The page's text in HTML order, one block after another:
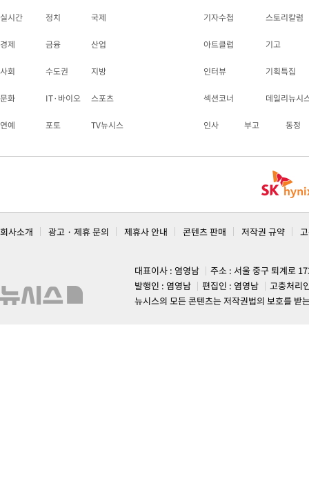
실시간 정치 국제
경제 금융 산업
사회 수도권 지방
문화 IT·바이오 스포츠
연예 포토 TV뉴시스
기자수첩 스토리칼럼
아트클럽 기고
인터뷰 기획특집
섹션코너 데일리뉴시
인사 부고 동정
회사소개 광고 · 제휴 문의 제휴사 안내 콘텐츠 판매 저작권 규약
대표이사 : 염영남
주소 : 서울 중구 퇴계로
발행인 : 염영남
편집인 : 염영남
고충처리
뉴시스의 모든 콘텐츠는 저작권법의 보호를